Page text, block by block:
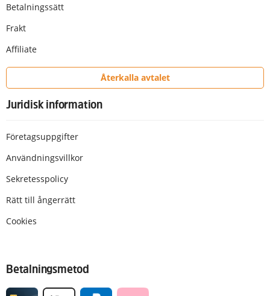
Betalningssätt
Frakt
Affiliate
Återkalla avtalet
Juridisk information
Företagsuppgifter
Användningsvillkor
Sekretesspolicy
Rätt till ångerrätt
Cookies
Betalningsmetod